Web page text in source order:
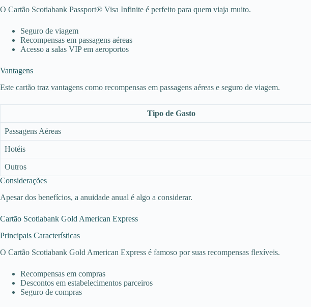
O Cartão Scotiabank Passport® Visa Infinite é perfeito para quem viaja muito.
Seguro de viagem
Recompensas em passagens aéreas
Acesso a salas VIP em aeroportos
Vantagens
Este cartão traz vantagens como recompensas em passagens aéreas e seguro de viagem.
Tipo de Gasto
Passagens Aéreas
Hotéis
Outros
Considerações
Apesar dos benefícios, a anuidade anual é algo a considerar.
Cartão Scotiabank Gold American Express
Principais Características
O Cartão Scotiabank Gold American Express é famoso por suas recompensas flexíveis.
Recompensas em compras
Descontos em estabelecimentos parceiros
Seguro de compras